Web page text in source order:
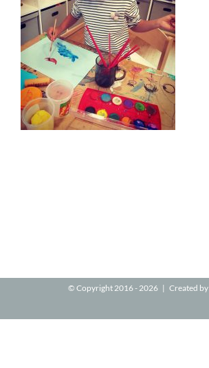
© Copyright 2016 -2026 | Created by